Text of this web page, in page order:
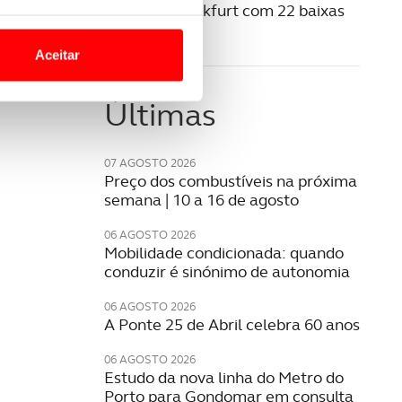
lhe proporcionar
sua experiência de
Aceitar
Salão de Frankfurt com 22 baixas
de peso
Últimas
07 AGOSTO 2026
Preço dos combustíveis na próxima
semana | 10 a 16 de agosto
06 AGOSTO 2026
Mobilidade condicionada: quando
conduzir é sinónimo de autonomia
06 AGOSTO 2026
A Ponte 25 de Abril celebra 60 anos
06 AGOSTO 2026
Estudo da nova linha do Metro do
Porto para Gondomar em consulta